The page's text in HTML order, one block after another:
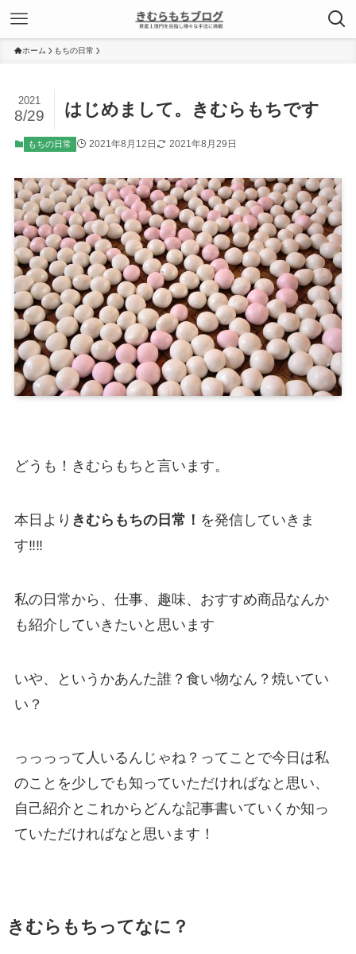
ホーム もちの日常
はじめまして。きむらもちです
2021
8/29
もちの日常 2021年8月12日 2021年8月29日
どうも！ きむらもち と言います。
本日より きむらもちの日常！ を発信していきま
す‼‼
私の日常から、仕事、趣味、おすすめ商品なんか
も紹介していきたいと思います
いや、というかあんた誰？食い物なん？焼いてい
い？
っっっって人いるんじゃね？ってことで今日は私
のことを少しでも知っていただければなと思い、
自己紹介とこれからどんな記事書いていくか知っ
ていただければなと思います！
きむらもちってなに？